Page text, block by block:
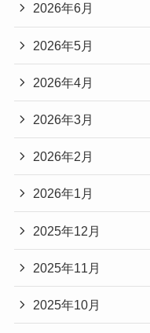
2026年6月
2026年5月
2026年4月
2026年3月
2026年2月
2026年1月
2025年12月
2025年11月
2025年10月